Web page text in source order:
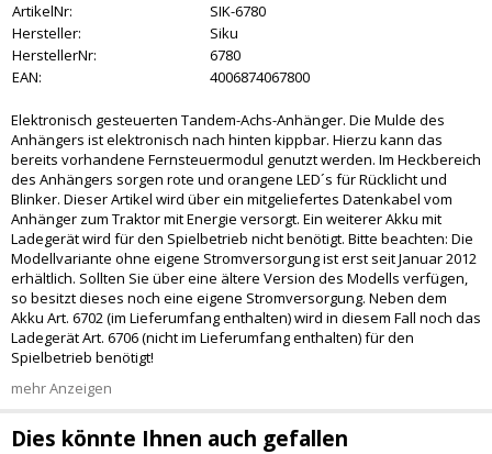
ArtikelNr:
SIK-6780
Hersteller:
Siku
HerstellerNr:
6780
EAN:
4006874067800
Elektronisch gesteuerten Tandem-Achs-Anhänger. Die Mulde des
Anhängers ist elektronisch nach hinten kippbar. Hierzu kann das
bereits vorhandene Fernsteuermodul genutzt werden. Im Heckbereich
des Anhängers sorgen rote und orangene LED´s für Rücklicht und
Blinker. Dieser Artikel wird über ein mitgeliefertes Datenkabel vom
Anhänger zum Traktor mit Energie versorgt. Ein weiterer Akku mit
Ladegerät wird für den Spielbetrieb nicht benötigt. Bitte beachten: Die
Modellvariante ohne eigene Stromversorgung ist erst seit Januar 2012
erhältlich. Sollten Sie über eine ältere Version des Modells verfügen,
so besitzt dieses noch eine eigene Stromversorgung. Neben dem
Akku Art. 6702 (im Lieferumfang enthalten) wird in diesem Fall noch das
Ladegerät Art. 6706 (nicht im Lieferumfang enthalten) für den
Spielbetrieb benötigt!
mehr Anzeigen
Dies könnte Ihnen auch gefallen